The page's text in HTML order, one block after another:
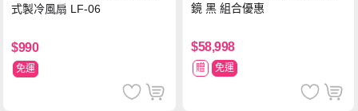
式製冷風扇 LF-06
$990
免運
鏡 黑 組合優惠
$58,998
贈 免運